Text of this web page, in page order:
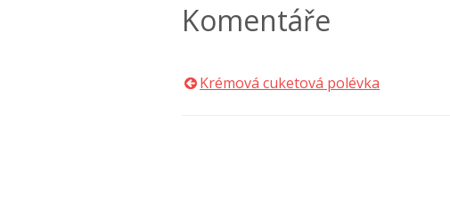
Komentáře
Navigace
Krémová cuketová polévka